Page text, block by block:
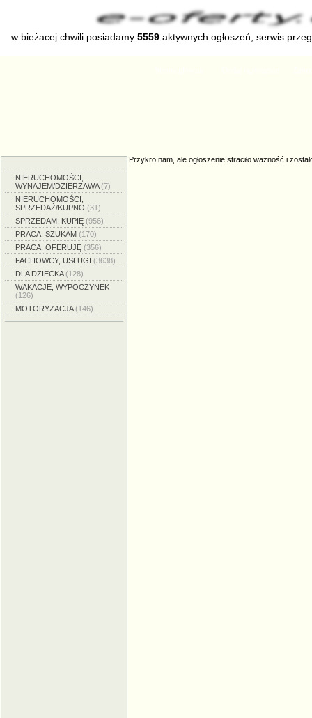
w bieżacej chwili posiadamy 5559 aktywnych ogłoszeń, serwis
NIERUCHOMOŚCI,
WYNAJEM/DZIERŻAWA(7)
NIERUCHOMOŚCI,
SPRZEDAŻ/KUPNO (31)
SPRZEDAM, KUPIĘ (956)
PRACA, SZUKAM (170)
PRACA, OFERUJĘ (356)
FACHOWCY, USŁUGI (3638)
DLA DZIECKA(128)
WAKACJE, WYPOCZYNEK
(126)
MOTORYZACJA(146)
Przykro nam, ale ogłoszenie straciło ważność i